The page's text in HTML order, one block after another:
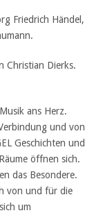
Friedrich Händel,
Christian Dierks.
ans Herz.
und von
Geschichten und
öffnen sich.
das Besondere.
von und für die
um